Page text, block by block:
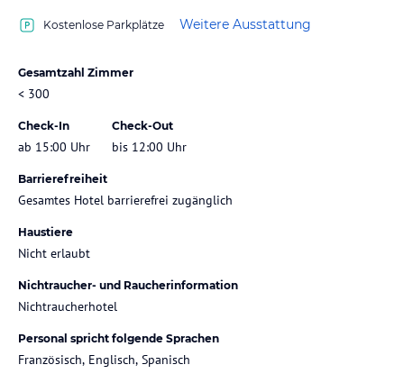
Kostenlose Parkplätze Weitere Ausstattung
Gesamtzahl Zimmer
< 300
Check-In
ab 15:00 Uhr
Check-Out
bis 12:00 Uhr
Barrierefreiheit
Gesamtes Hotel barrierefrei zugänglich
Haustiere
Nicht erlaubt
Nichtraucher- und Raucherinformation
Nichtraucherhotel
Personal spricht folgende Sprachen
Französisch, Englisch, Spanisch